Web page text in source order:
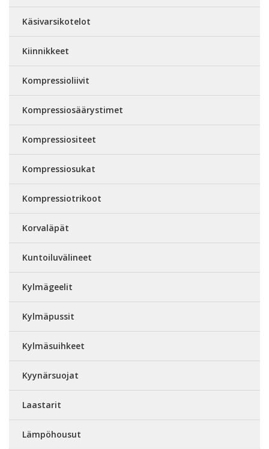
Käsivarsikotelot
Kiinnikkeet
Kompressioliivit
Kompressiosäärystimet
Kompressiositeet
Kompressiosukat
Kompressiotrikoot
Korvaläpät
Kuntoiluvälineet
Kylmägeelit
Kylmäpussit
Kylmäsuihkeet
Kyynärsuojat
Laastarit
Lämpöhousut